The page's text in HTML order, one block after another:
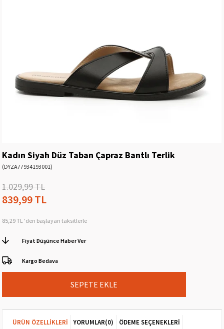
Kadın Siyah Düz Taban Çapraz Bantlı Terlik
(DYZA77934193001)
1.029,99 TL
839,99 TL
85,29 TL 'den başlayan taksitlerle
Fiyat Düşünce Haber Ver
Kargo Bedava
ÜRÜN ÖZELLIKLERI YORUMLAR(0)
ÖDEME SEÇENEKLERI